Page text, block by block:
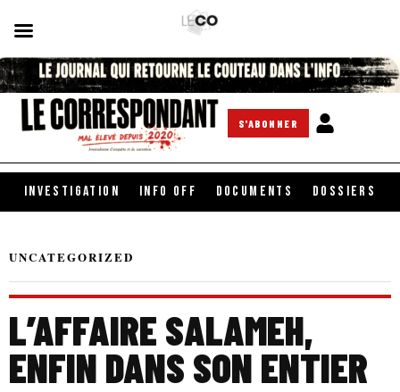
S'ABONNER
INVESTIGATION INFO OFF DOCUMENTS DOSSIERS
UNCATEGORIZED
L’AFFAIRE SALAMEH,
ENFIN DANS SON ENTIER